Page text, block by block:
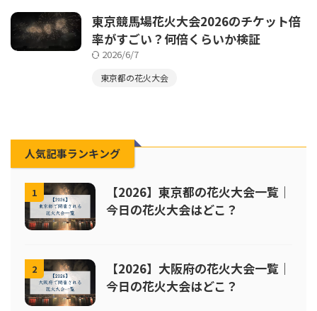
東京競馬場花火大会2026のチケット倍
率がすごい？何倍くらいか検証
2026/6/7
東京都の花火大会
人気記事ランキング
1
【2026】東京都の花火大会一覧｜
今日の花火大会はどこ？
2
【2026】大阪府の花火大会一覧｜
今日の花火大会はどこ？